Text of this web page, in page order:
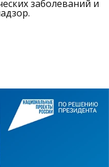
заболеваний и